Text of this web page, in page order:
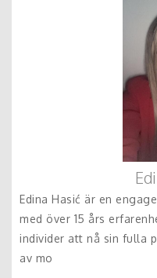
Edina Hasić är en
med över 15 års
individer att nå sin fulla
av mo